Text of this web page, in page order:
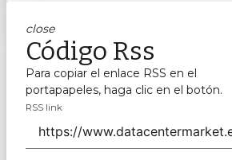
close
Código Rss
Para copiar el enlace RSS en el
portapapeles, haga clic en el botón.
RSS link